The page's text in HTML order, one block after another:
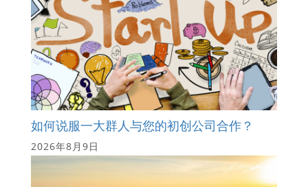
如何说服一大群人与您的初创公司合作？
2026年8月9日